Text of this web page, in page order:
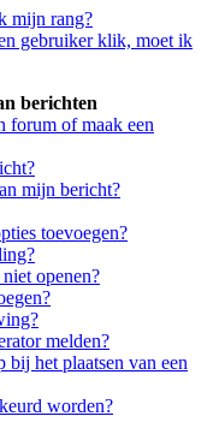
mijn rang?
gebruiker klik, moet ik
berichten
forum of maak een
mijn bericht?
toevoegen?
openen?
melden?
het plaatsen van een
worden?